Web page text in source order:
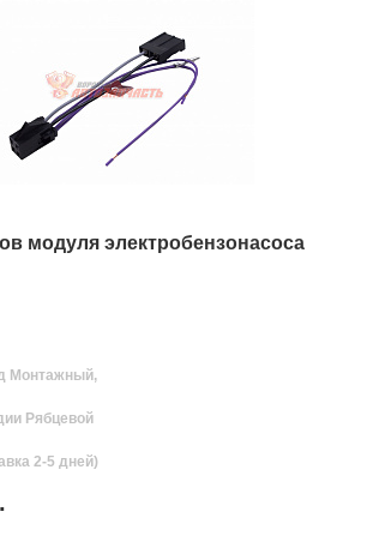
модуля электробензонасоса
Монтажный,
Рябцевой
2-5 дней)